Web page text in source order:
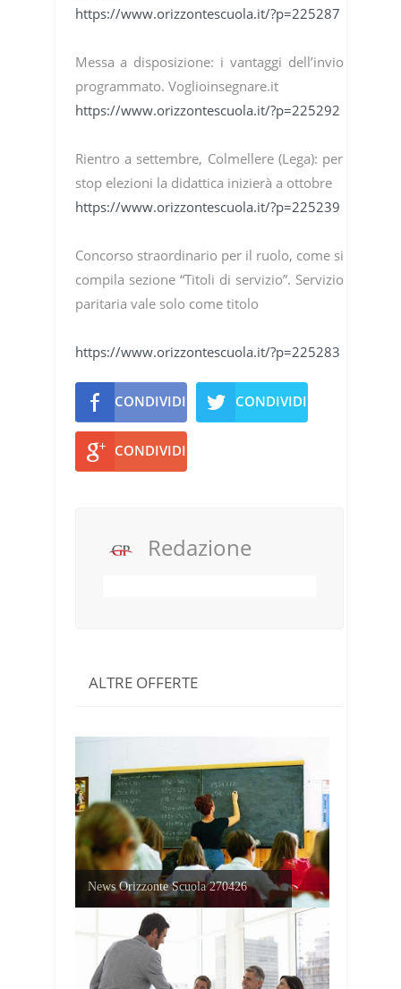
https://www.orizzontescuola.it/?p=225287
Messa a disposizione: i vantaggi dell’invio
programmato. Voglioinsegnare.it
https://www.orizzontescuola.it/?p=225292
Rientro a settembre, Colmellere (Lega): per
stop elezioni la didattica inizierà a ottobre
https://www.orizzontescuola.it/?p=225239
Concorso straordinario per il ruolo, come si
compila sezione “Titoli di servizio”. Servizio
paritaria vale solo come titolo
https://www.orizzontescuola.it/?p=225283
CONDIVIDI CONDIVIDI
CONDIVIDI
Redazione
ALTRE OFFERTE
News Orizzonte Scuola 270426